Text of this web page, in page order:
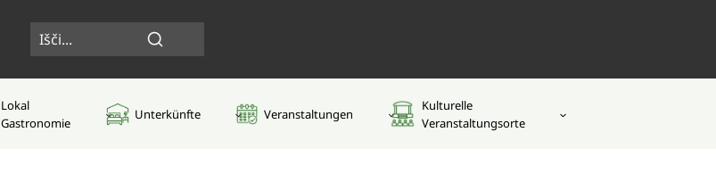
Lokal
Gastronomie
Unterkünfte Veranstaltungen
Kulturelle
Veranstaltungsorte